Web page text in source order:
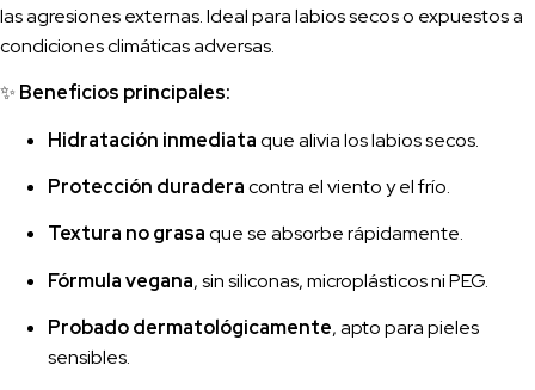
las agresiones externas. Ideal para labios secos o expuestos a
condiciones climáticas adversas.
✨ Beneficios principales:
Hidratación inmediataque alivia los labios secos.
Protección duraderacontra el viento y el frío.
Textura no grasaque se absorbe rápidamente.
Fórmula vegana, sin siliconas, microplásticos ni PEG.
Probado dermatológicamente, apto para pieles
sensibles.